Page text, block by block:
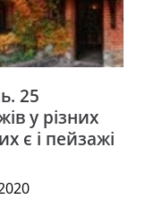
25
у різних
є і пейзажі